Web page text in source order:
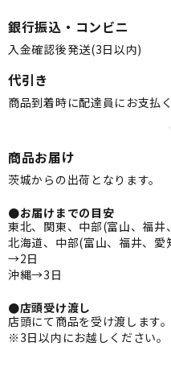
銀行振込・コンビニ
入金確認後発送(3日以内)
代引き
商品到着時に配達員にお支払く
商品お届け
茨城からの出荷となります。
●お届けまでの目安
東北、関東、中部(富山、福
北海道、中部(富山、福井、
→2日
沖縄→3日
●店頭受け渡し
店頭にて商品を受け渡します。
※3日以内にお越しください。